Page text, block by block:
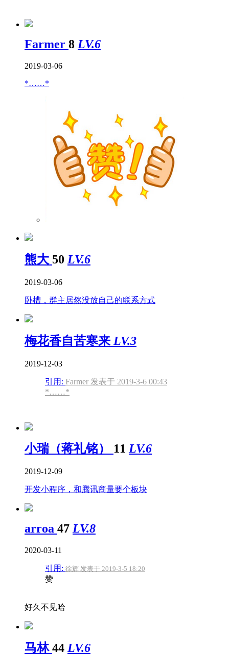
Farmer 8 LV.6
2019-03-06
*……*
熊大 50 LV.6
2019-03-06
卧槽，群主居然没放自己的联系方式
梅花香自苦寒来 LV.3
2019-12-03
引用: Farmer 发表于 2019-3-6 00:43
*……*
小瑞（蒋礼铭） 11 LV.6
2019-12-09
开发小程序，和腾讯商量要个板块
arroa 47 LV.8
2020-03-11
引用: 徐辉 发表于 2019-3-5 18:20
赞
好久不见哈
马林44 LV.6